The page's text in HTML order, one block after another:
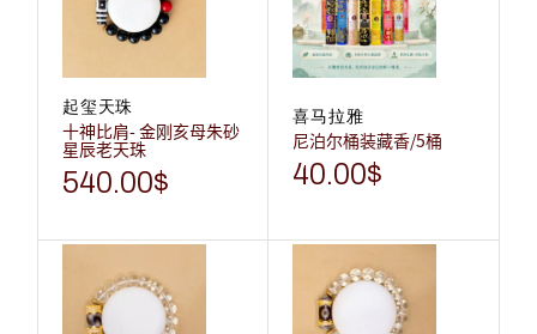
起玺天珠
十神比肩- 金刚亥母朱砂
星辰老天珠
540.00$
喜马拉雅
尼泊尔桶装藏香/5桶
40.00$